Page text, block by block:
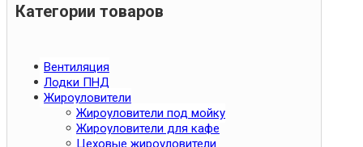
Категории товаров
Вентиляция
Лодки ПНД
Жироуловители
Жироуловители под мойку
Жироуловители для кафе
Цеховые жироуловители